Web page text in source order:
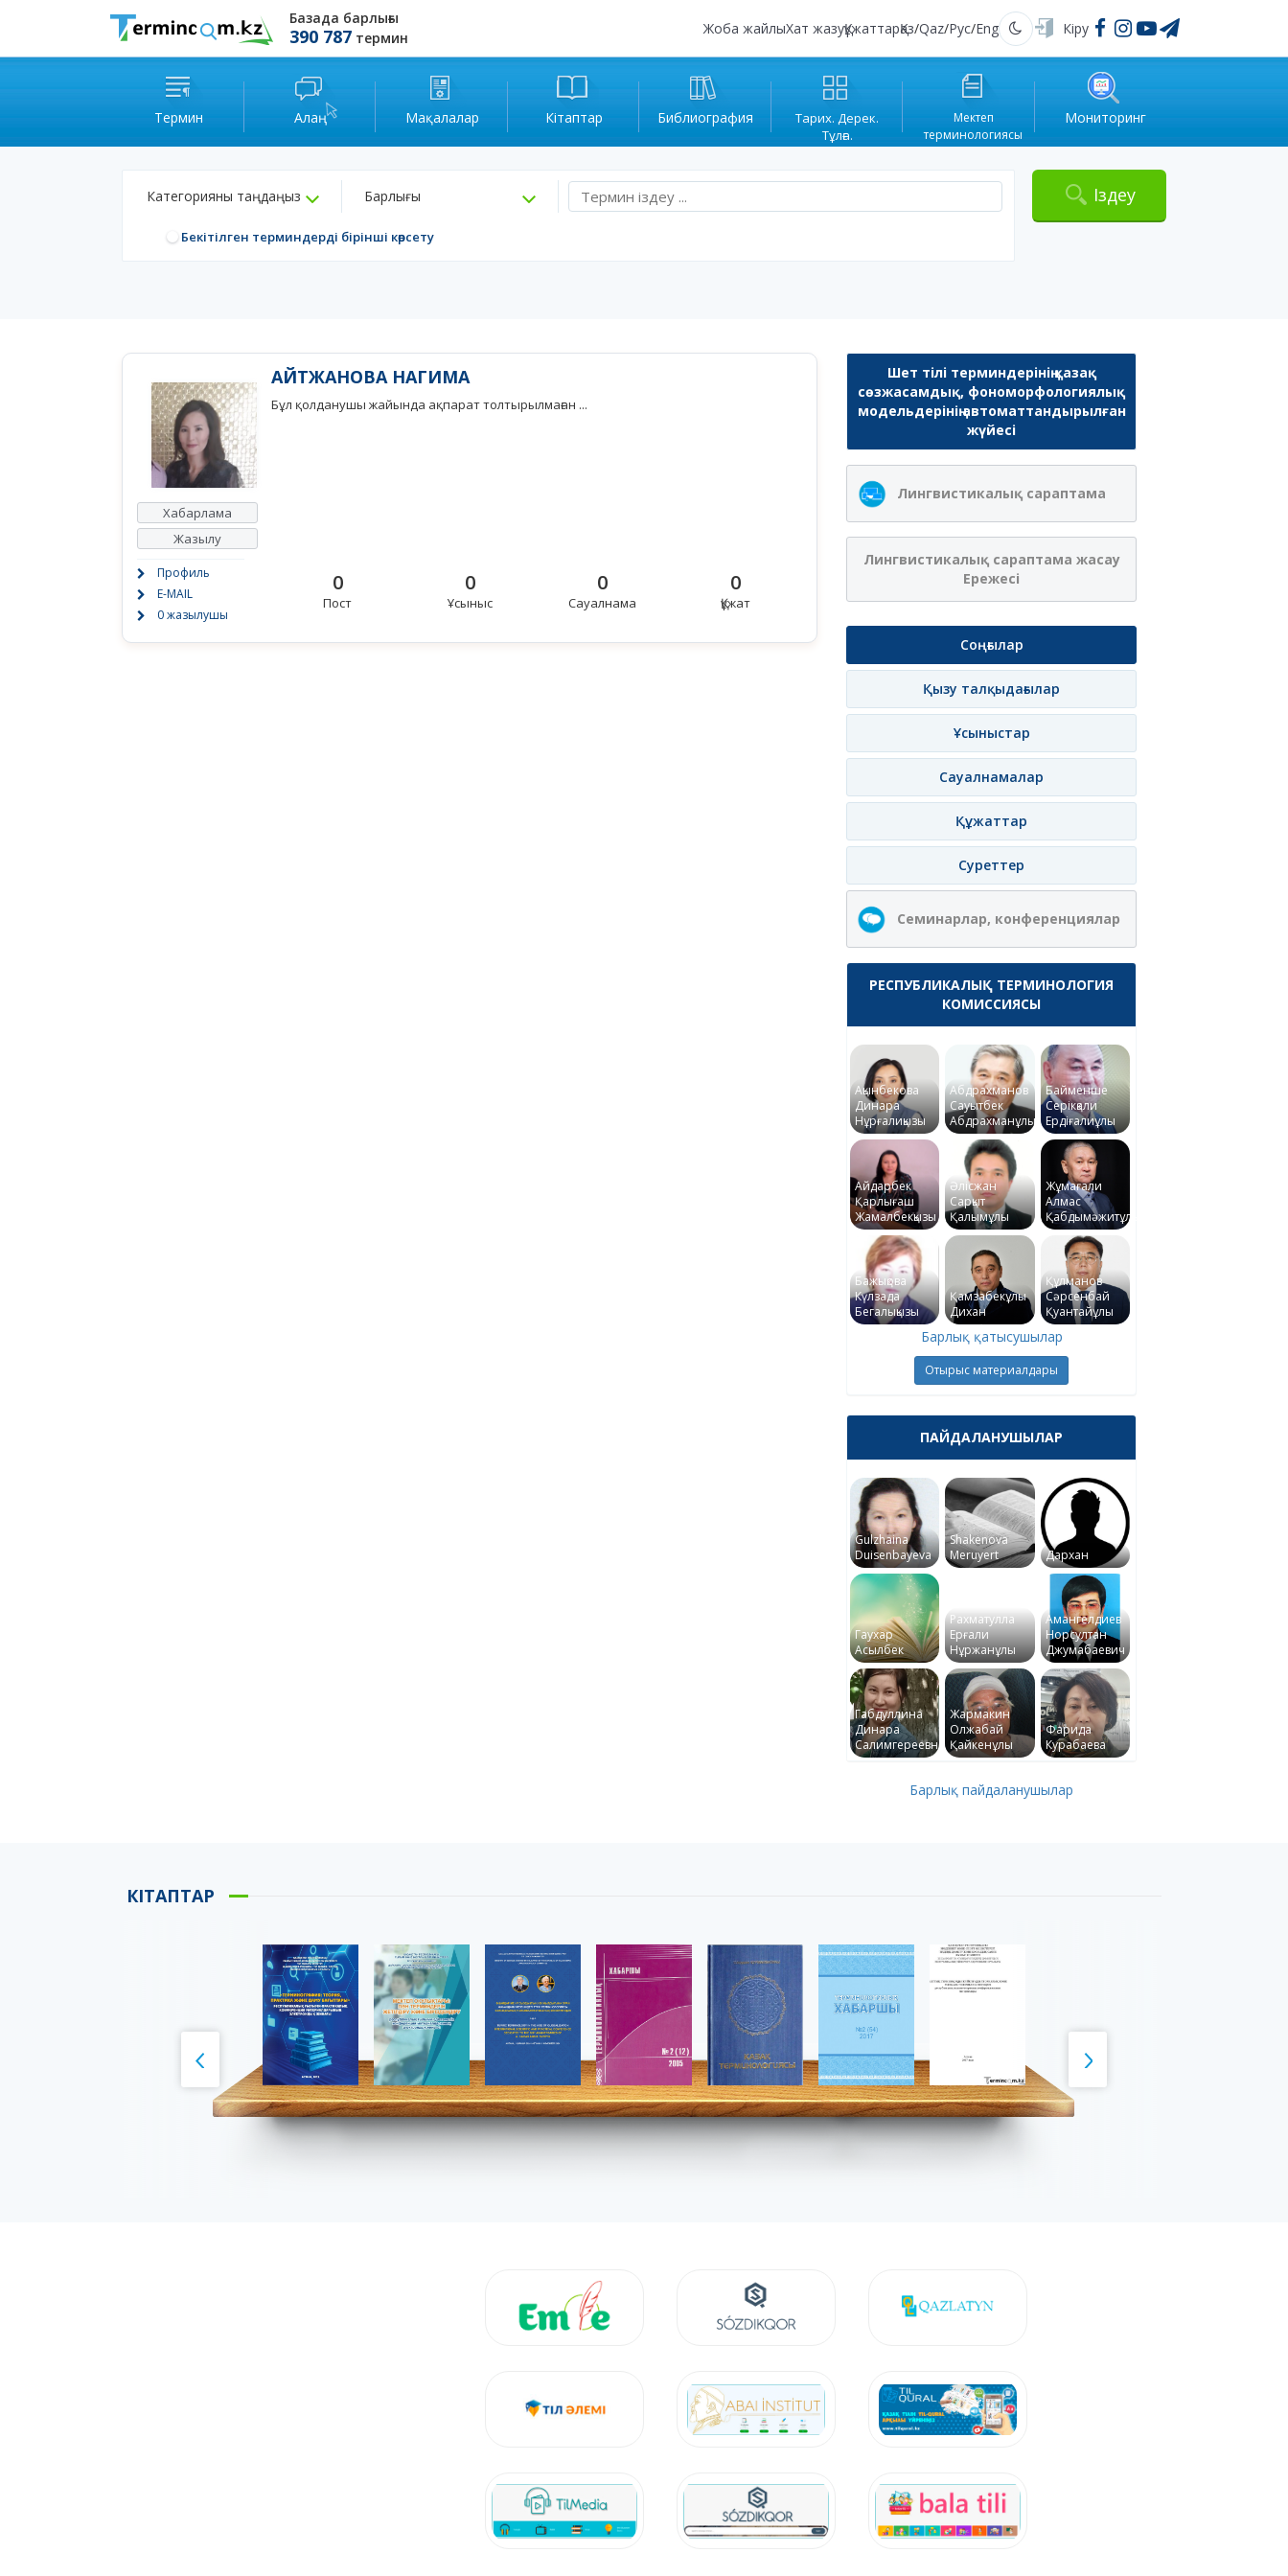
Базада барлығы
390 787 термин
Жоба жайлыХат жазуҚұжаттарҚаз/Qaz/Рус/Eng Қараңғы Кіру
Термин Алаң Мақалалар Кітаптар Библиография
Тарих. Дерек.
Тұлға.
Мектеп
терминологиясы
Мониторинг
Категорияны таңдаңыз Барлығы
Бекітілген терминдерді бірінші көрсету
Іздеу
Хабарлама
Жазылу
Профиль
E-MAIL
0 жазылушы
АЙТЖАНОВА НАГИМА
Бұл қолданушы жайында ақпарат толтырылмаған ...
0
Пост
0
Ұсыныс
0
Сауалнама
0
Құжат
Шет тілі терминдерінің қазақ
сөзжасамдық, фономорфологиялық
модельдерінің автоматтандырылған
жүйесі
Лингвистикалық сараптама
Лингвистикалық сараптама жасау
Ережесі
Соңғылар
Қызу талқыдағылар
Ұсыныстар
Сауалнамалар
Құжаттар
Суреттер
Семинарлар, конференциялар
РЕСПУБЛИКАЛЫҚ ТЕРМИНОЛОГИЯ
КОМИССИЯСЫ
Ақынбекова
Динара
Нұрғалиқызы
Абдрахманов
Сауытбек
Абдрахманұлы
Байменше
Серікқали
Ердіғалиұлы
Айдарбек
Қарлығаш
Жамалбекқызы
Әлісжан
Сарқыт
Қалымұлы
Жұмағали
Алмас
Қабдымәжитұлы
Бажықова
Күлзада
Бегалықызы
Қамзабекұлы
Дихан
Құлманов
Сәрсенбай
Қуантайұлы
Барлық қатысушылар
Отырыс материалдары
ПАЙДАЛАНУШЫЛАР
Gulzhaina
Duisenbayeva
Shakenova
Meruyert
Дархан
Гаухар
Асылбек
Рахматулла
Ерғали
Нұржанұлы
Амангелдиев
Норсултан
Джумабаевич
Габдуллина
Динара
Салимгереевна
Жармакин
Олжабай
Қайкенұлы
Фарида
Курабаева
Барлық пайдаланушылар
КІТАПТАР